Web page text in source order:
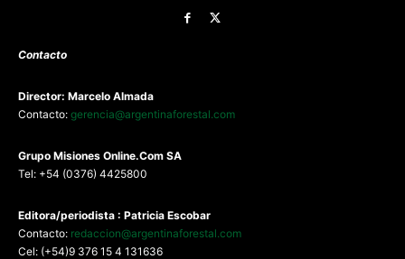
Contacto
Director: Marcelo Almada
Contacto: gerencia@argentinaforestal.com
Grupo Misiones Online.Com SA
Tel: +54 (0376) 4425800
Editora/periodista : Patricia Escobar
Contacto: redaccion@argentinaforestal.com
Cel: (+54)9 376 15 4 131636